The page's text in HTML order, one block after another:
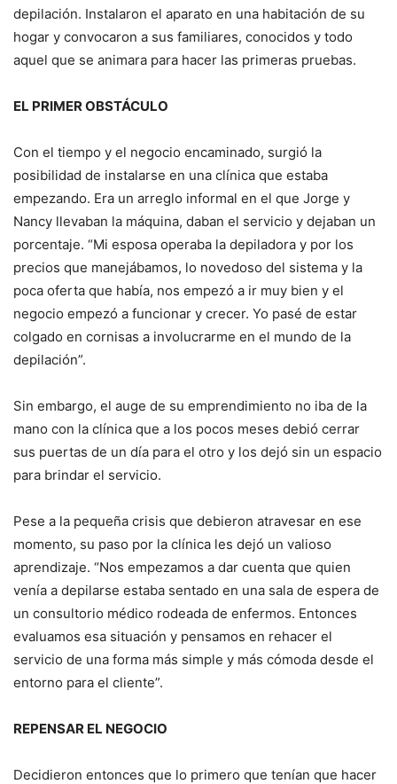
depilación. Instalaron el aparato en una habitación de su
hogar y convocaron a sus familiares, conocidos y todo
aquel que se animara para hacer las primeras pruebas.
EL PRIMER OBSTÁCULO
Con el tiempo y el negocio encaminado, surgió la
posibilidad de instalarse en una clínica que estaba
empezando. Era un arreglo informal en el que Jorge y
Nancy llevaban la máquina, daban el servicio y dejaban un
porcentaje. “Mi esposa operaba la depiladora y por los
precios que manejábamos, lo novedoso del sistema y la
poca oferta que había, nos empezó a ir muy bien y el
negocio empezó a funcionar y crecer. Yo pasé de estar
colgado en cornisas a involucrarme en el mundo de la
depilación”.
Sin embargo, el auge de su emprendimiento no iba de la
mano con la clínica que a los pocos meses debió cerrar
sus puertas de un día para el otro y los dejó sin un espacio
para brindar el servicio.
Pese a la pequeña crisis que debieron atravesar en ese
momento, su paso por la clínica les dejó un valioso
aprendizaje. “Nos empezamos a dar cuenta que quien
venía a depilarse estaba sentado en una sala de espera de
un consultorio médico rodeada de enfermos. Entonces
evaluamos esa situación y pensamos en rehacer el
servicio de una forma más simple y más cómoda desde el
entorno para el cliente”.
REPENSAR EL NEGOCIO
Decidieron entonces que lo primero que tenían que hacer